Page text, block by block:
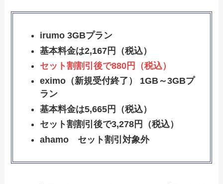
irumo 3GBプラン
基本料金は2,167円（税込）
セット割割引後で880円（税込）
eximo（新規受付終了） 1GB～3GBプ
ラン
基本料金は5,665円（税込）
セット割割引後で3,278円（税込）
ahamo セット割引対象外